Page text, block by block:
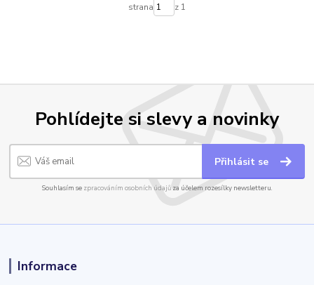
strana z 1
Pohlídejte si slevy a novinky
Přihlásit se
Souhlasím se zpracováním osobních údajůza účelem rozesílky newsletteru.
Informace